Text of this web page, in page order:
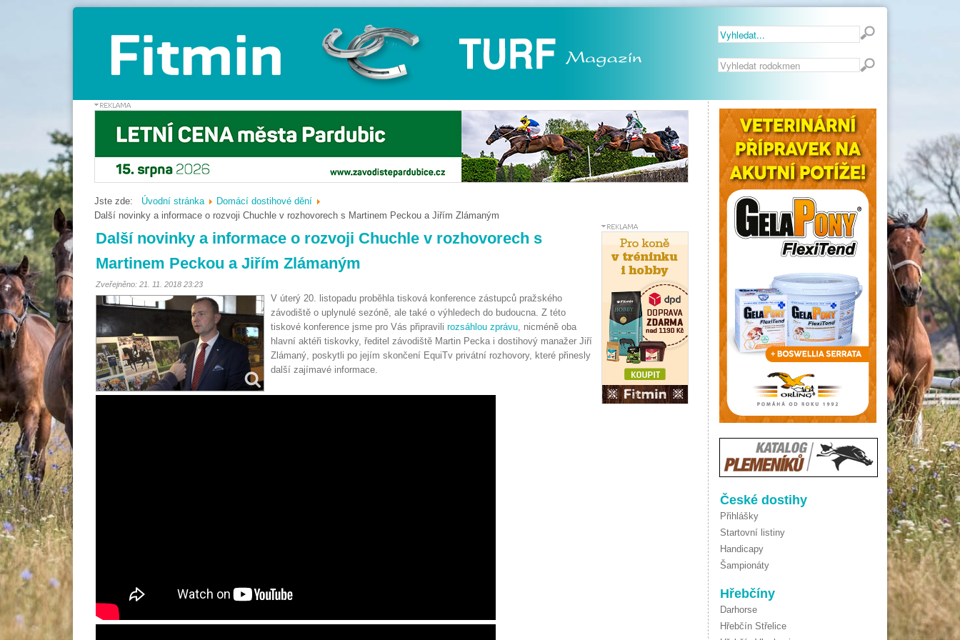
Vyhledávání...
České dostihy
Přihlášky
Startovní listiny
Handicapy
Šampionáty
Hřebčíny
Darhorse
Hřebčín Střelice
Jste zde: Úvodní stránka
Domácí dostihové dění
Další novinky a informace o rozvoji Chuchle v rozhovorech s Martinem Peckou a Jiřím Zlámaným
Další novinky a informace o rozvoji Chuchle v rozhovorech s
Martinem Peckou a Jiřím Zlámaným
Zveřejněno: 21. 11. 2018 23:23
V úterý 20. listopadu proběhla tisková konference zástupců pražského
závodiště o uplynulé sezóně, ale také o výhledech do budoucna. Z této
tiskové konference jsme pro Vás připravilirozsáhlou zprávu, nicméně oba
hlavní aktéři tiskovky, ředitel závodiště Martin Pecka i dostihový manažer Jiří
Zlámaný, poskytli po jejím skončení EquiTv privátní rozhovory, které přinesly
další zajímavé informace.